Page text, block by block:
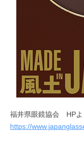
福井県眼鏡協会 HPよ
https://